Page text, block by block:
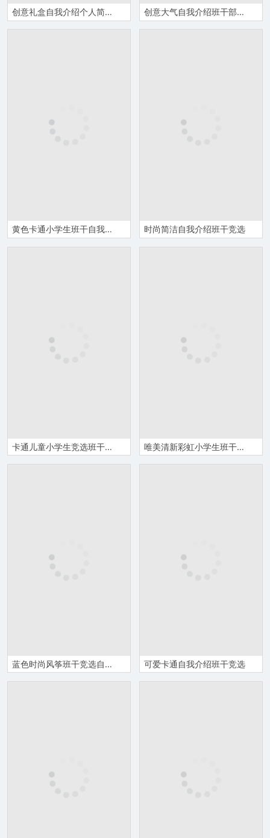
创意礼盒自我介绍个人简历PPT模板 创意大气自我介绍班干部竞选模板
黄色卡通小学生班干自我介绍模板 时尚简洁自我介绍班干竞选
卡通儿童小学生竞选班干自我介绍 唯美清新彩虹小学生班干竞选自我介绍模板
蓝色时尚风筝班干竞选自我介绍 可爱卡通自我介绍班干竞选